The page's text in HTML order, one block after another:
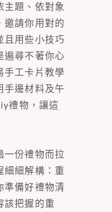
主題、依對象
邀請你用對的
且用些小技巧
遍尋不著你心
手工卡片教學
手邊材料及午
禮物，讓這
一份禮物而拉
細細解構：重
準備好禮物清
該把握的重